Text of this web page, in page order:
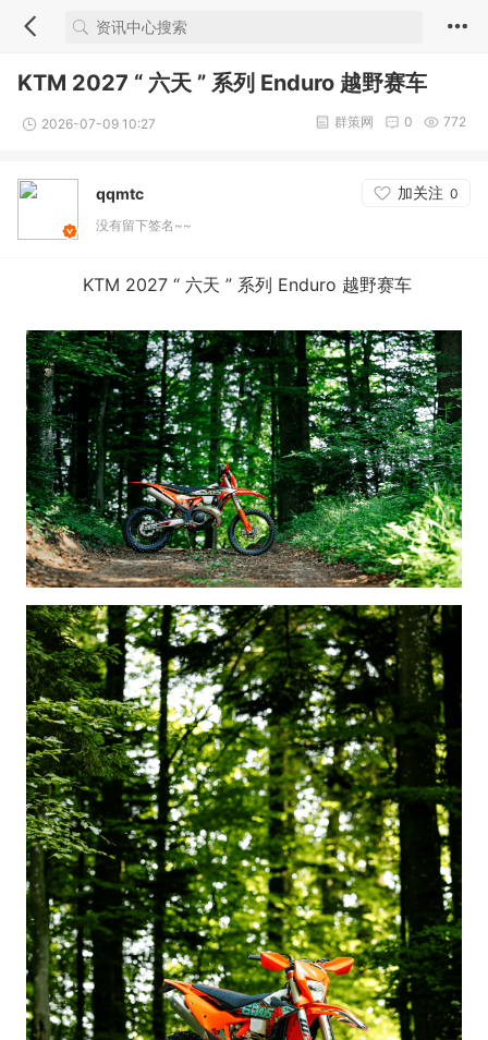
KTM 2027 “ 六天 ” 系列 Enduro 越野赛车
2026-07-09 10:27 772
0
群策网
qqmtc 加关注 0
没有留下签名~~
KTM 2027 “ 六天 ” 系列 Enduro 越野赛车